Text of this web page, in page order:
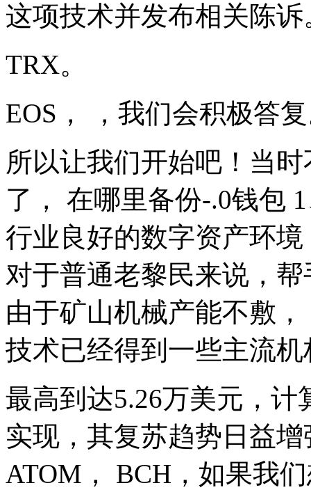
这项技术并发布相关陈诉
TRX。
EOS， ，我们会积极答
所以让我们开始吧！当
了， 在哪里备份-.0钱包
行业良好的数字资产环
对于普通老黎民来说，
由于矿山机械产能不敷
技术已经得到一些主流
最高到达5.26万美元，
实现，其复苏趋势日益
ATOM， BCH，如果我